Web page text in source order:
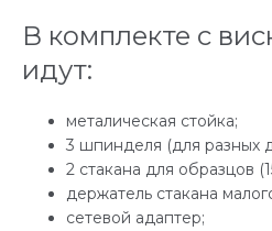
В комплекте с
идут:
металическая стойка;
3 шпинделя (для разных
2 стакана для образцов
держатель стакана
сетевой адаптер;